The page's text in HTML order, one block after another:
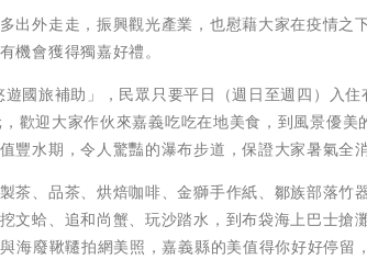
出外走走，振興觀光產業，也慰藉大家在疫情之
機會獲得獨嘉好禮。
國旅補助」，民眾只要平日（週日至週四）入
歡迎大家作伙來嘉義吃吃在地美食，到風景優美
水期，令人驚豔的瀑布步道，保證大家暑氣全消
、品茶、烘焙咖啡、金獅手作紙、鄒族部落竹
蛤、追和尚蟹、玩沙踏水，到布袋海上巴士搶
廢鞦韆拍網美照，嘉義縣的美值得你好好停留